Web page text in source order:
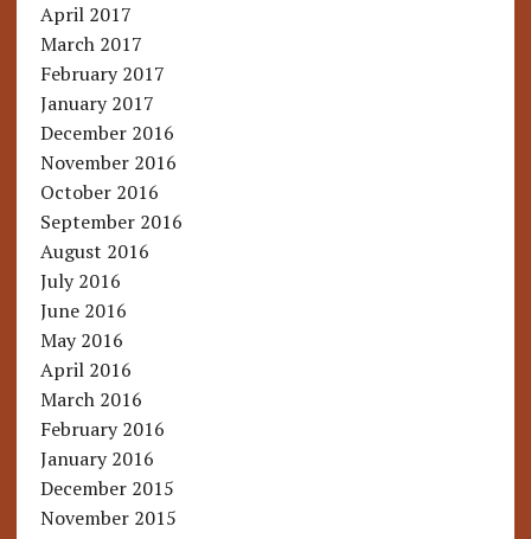
April 2017
March 2017
February 2017
January 2017
December 2016
November 2016
October 2016
September 2016
August 2016
July 2016
June 2016
May 2016
April 2016
March 2016
February 2016
January 2016
December 2015
November 2015